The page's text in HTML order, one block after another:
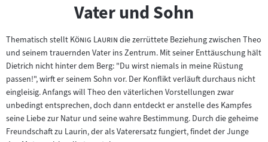
Vater und Sohn
Thematisch stellt "König Laurin "die zerrüttete Beziehung zwischen Theo
und seinem trauernden Vater ins Zentrum. Mit seiner Enttäuschung hält
Dietrich nicht hinter dem Berg: "Du wirst niemals in meine Rüstung
passen!", wirft er seinem Sohn vor. Der Konflikt verläuft durchaus nicht
eingleisig. Anfangs will Theo den väterlichen Vorstellungen zwar
unbedingt entsprechen, doch dann entdeckt er anstelle des Kampfes
seine Liebe zur Natur und seine wahre Bestimmung. Durch die geheime
Freundschaft zu Laurin, der als Vaterersatz fungiert, findet der Junge